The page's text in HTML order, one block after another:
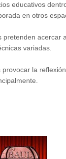
educativos
en otros
pretenden acercar
variadas.
la